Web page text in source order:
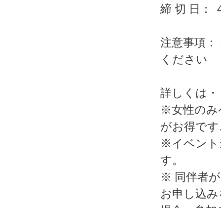
締 切 日：
注意事項
ください
詳しくは
※女性のみ
がお得です
※イベント
す。
※ 同伴者
お申し込